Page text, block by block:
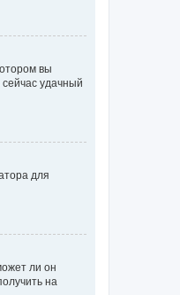
вы
сейчас удачный
для
ли он
на